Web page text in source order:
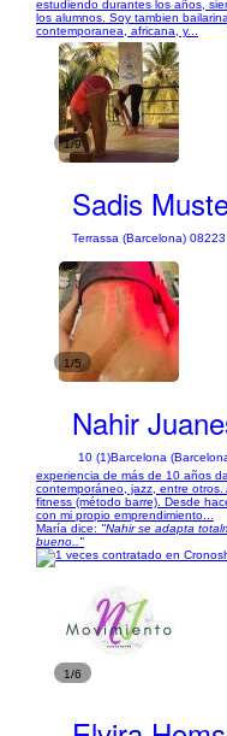
estudiendo durantes los años,
los alumnos. Soy tambien
contemporanea, africana, y...
1/9
Sadis
Terrassa (Barcelona) 08223
1/5
Nahir
10 (1)Barcelona
experiencia de más de 10 años
contemporáneo, jazz, entre
fitness (método barre). Desde
con mi propio emprendimiento...
María dice: "Nahir se adapta
bueno.."
1/6